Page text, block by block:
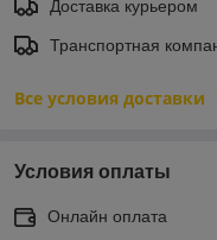
Доставка курьером
Транспортная
Все условия доставки
Условия оплаты
Онлайн оплата